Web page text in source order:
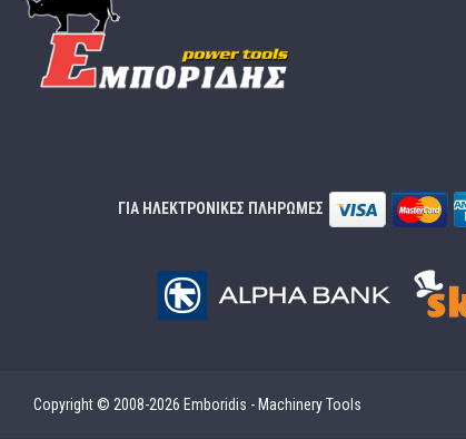
ΓΙΑ ΗΛΕΚΤΡΟΝΙΚΕΣ ΠΛΗΡΩΜΕΣ
Copyright © 2008-2026 Emboridis - Machinery Tools